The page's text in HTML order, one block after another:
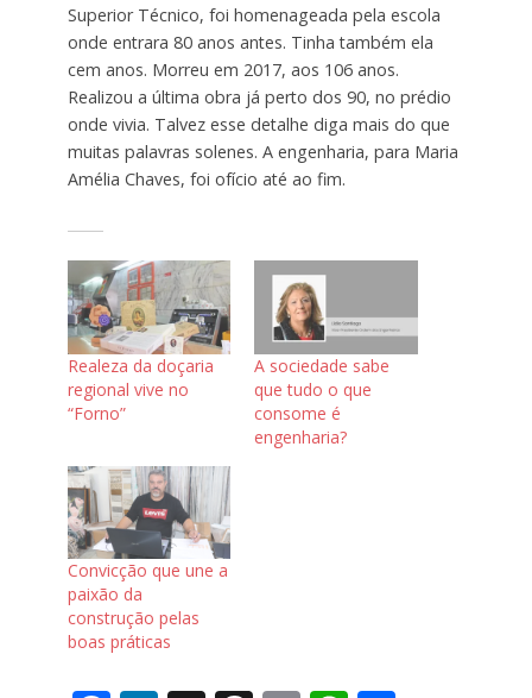
Superior Técnico, foi homenageada pela escola
onde entrara 80 anos antes. Tinha também ela
cem anos. Morreu em 2017, aos 106 anos.
Realizou a última obra já perto dos 90, no prédio
onde vivia. Talvez esse detalhe diga mais do que
muitas palavras solenes. A engenharia, para Maria
Amélia Chaves, foi ofício até ao fim.
Realeza da doçaria
regional vive no
“Forno”
A sociedade sabe
que tudo o que
consome é
engenharia?
Convicção que une a
paixão da
construção pelas
boas práticas